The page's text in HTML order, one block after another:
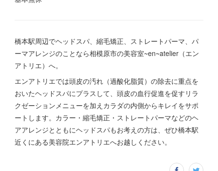
橋本駅周辺でヘッドスパ、縮毛矯正、ストレートパーマ、パ
ーマアレンジのことなら相模原市の美容室~en~atelier（エン
アトリエ）へ。
エンアトリエでは頭皮の汚れ（過酸化脂質）の除去に重点を
おいたヘッドスパにプラスして、頭皮の血行促進を促すリラ
クゼーションメニューを加えカラダの内側からキレイをサポ
ートします。カラー・縮毛矯正・ストレートパーマなどのヘ
アアレンジとともにヘッドスパもお考えの方は、ぜひ橋本駅
近くにある美容院エンアトリエへお越しください。